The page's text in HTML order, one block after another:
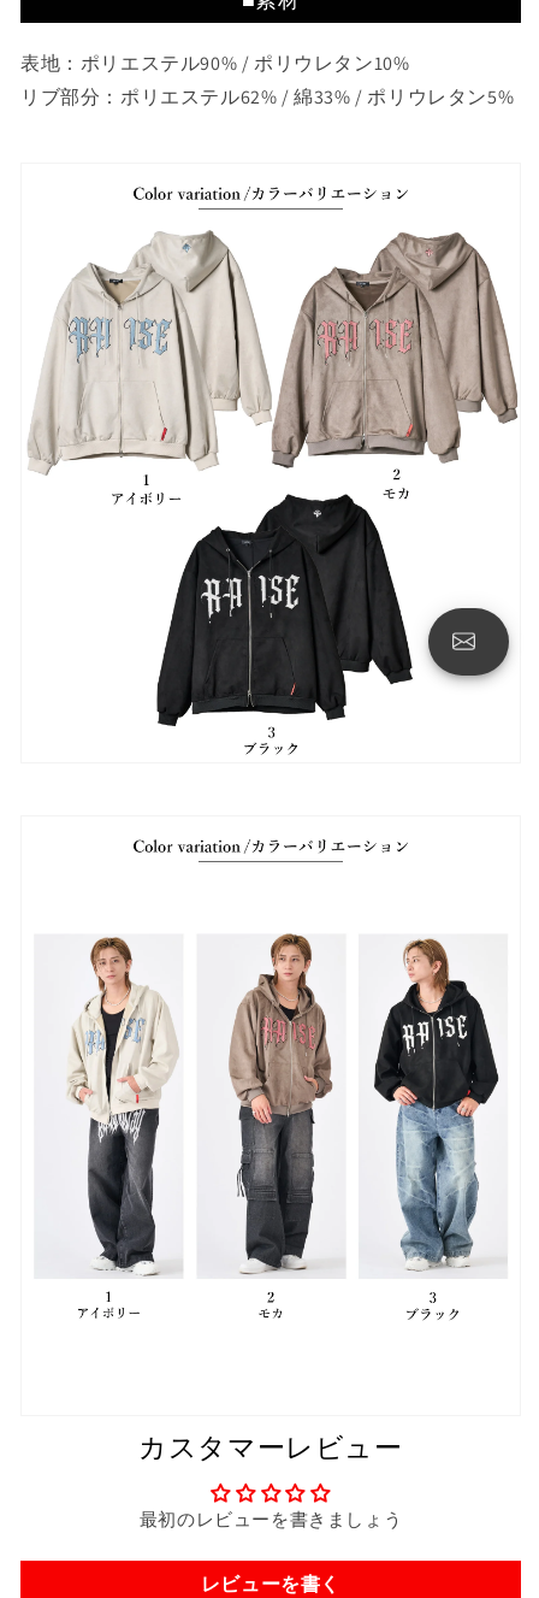
表地：ポリエステル90% / ポリウレタン10%
リブ部分：ポリエステル62% / 綿33% / ポリウレタン5%
カスタマーレビュー
最初のレビューを書きましょう
レビューを書く